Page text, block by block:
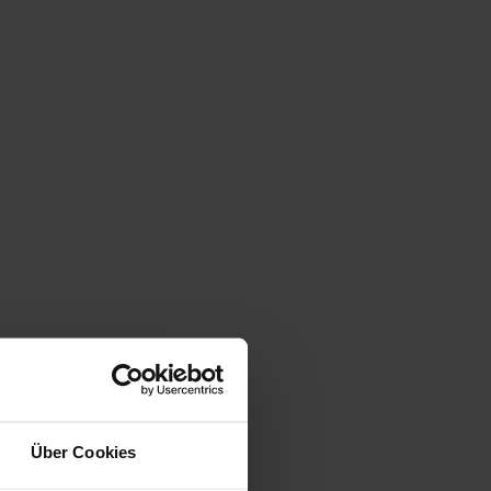
Über Cookies